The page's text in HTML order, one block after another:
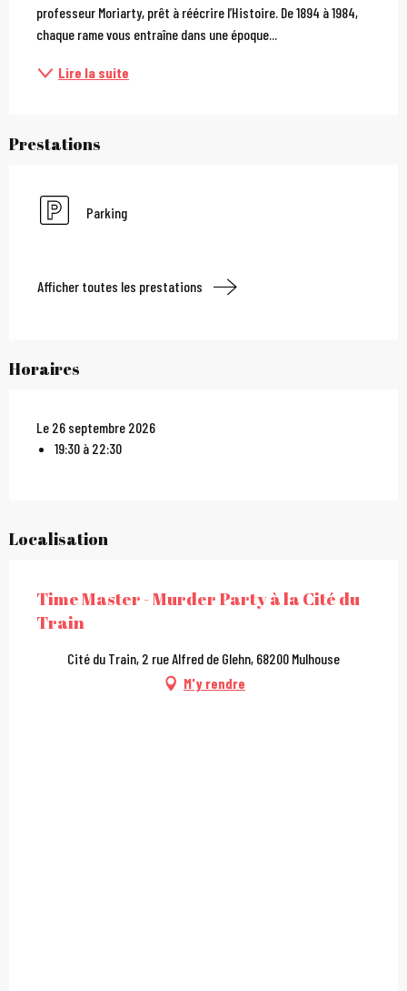
professeur Moriarty, prêt à réécrire l’Histoire. De 1894 à 1984,
chaque rame vous entraîne dans une époque...
Lire la suite
Prestations
Parking
Afficher toutes les prestations
Horaires
Le 26 septembre 2026
19:30 à 22:30
Localisation
Time Master - Murder Party à la Cité du
Train
Cité du Train, 2 rue Alfred de Glehn, 68200 Mulhouse
M'y rendre